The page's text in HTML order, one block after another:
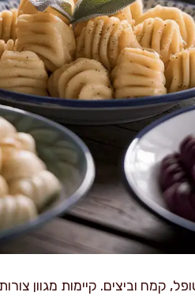
קמח וביצים. קיימות מגוון